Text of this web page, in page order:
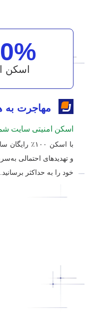
مهاجرت به
اسکن امنیتی سایت شما ۱۰۰٪ رایگان انجام
با اسکن ۱۰۰٪
و تهدیدهای احتمالی
خود را به حداکثر برسانید.
اسکن